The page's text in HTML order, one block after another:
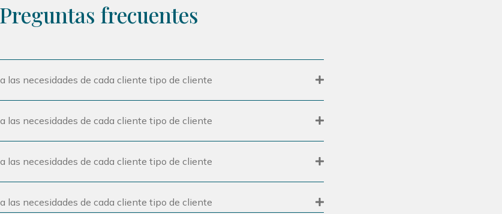
Preguntas frecuentes
las necesidades de cada cliente tipo de cliente
las necesidades de cada cliente tipo de cliente
las necesidades de cada cliente tipo de cliente
las necesidades de cada cliente tipo de cliente